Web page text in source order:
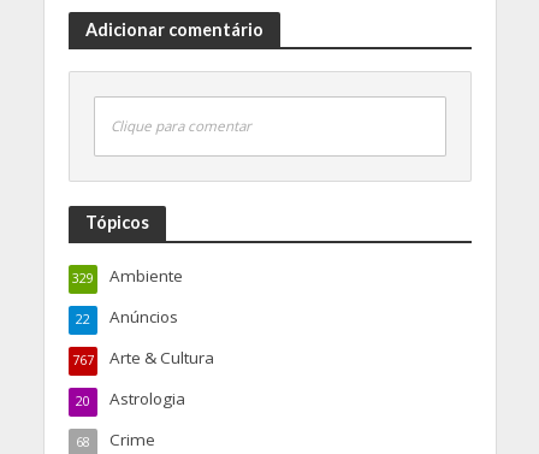
Adicionar comentário
Clique para comentar
Tópicos
Ambiente
329
Anúncios
22
Arte & Cultura
767
Astrologia
20
Crime
68